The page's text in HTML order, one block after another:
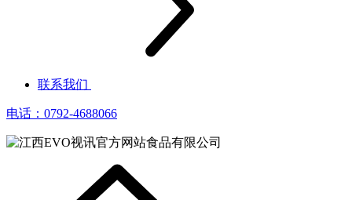
联系我们
电话：0792-4688066